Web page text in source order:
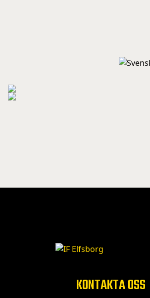
KONTAKTA OSS